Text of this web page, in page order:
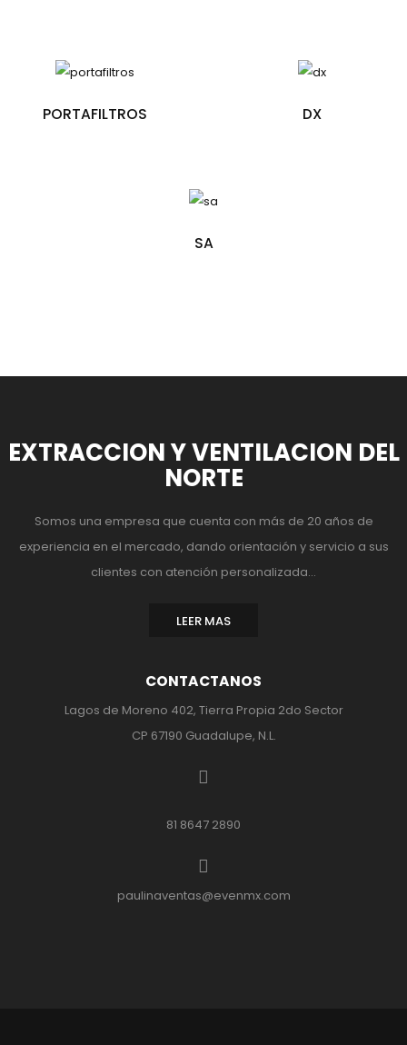
PORTAFILTROS DX
SA
EXTRACCION Y VENTILACION DEL
NORTE
Somos una empresa que cuenta con más de 20 años de
experiencia en el mercado, dando orientación y servicio a sus
clientes con atención personalizada...
LEER MAS
CONTACTANOS
Lagos de Moreno 402, Tierra Propia 2do Sector
CP 67190 Guadalupe, N.L.
81 8647 2890
paulinaventas@evenmx.com